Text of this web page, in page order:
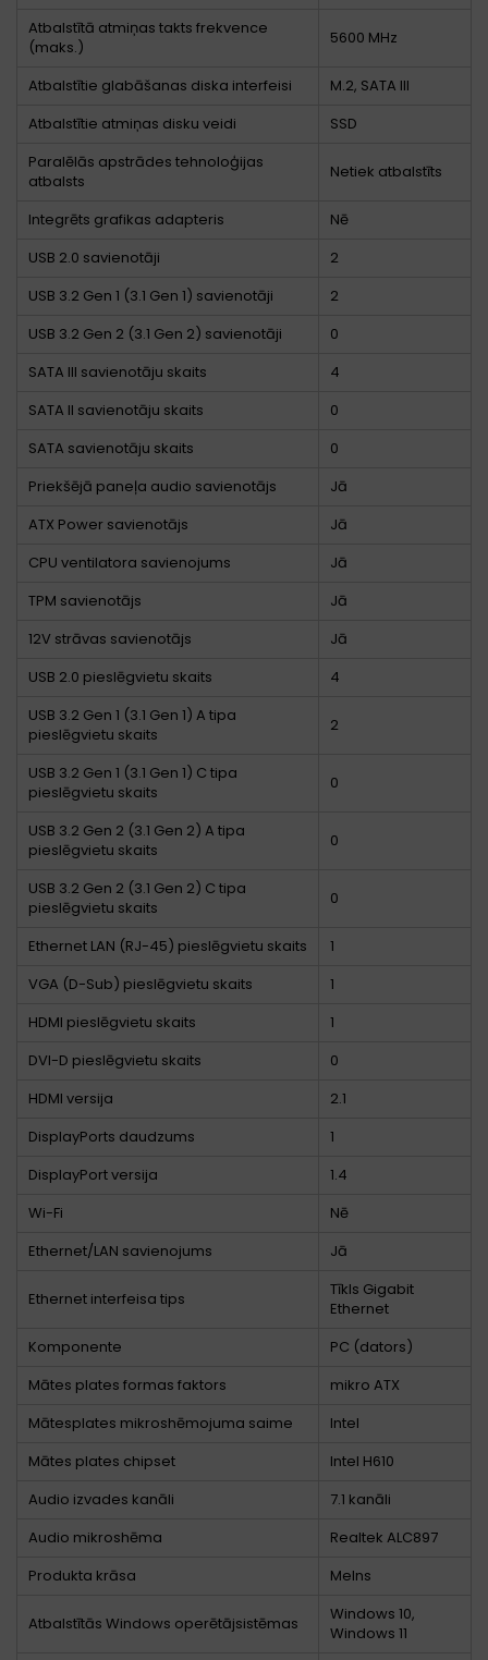
Atbalstītā atmiņas takts frekvence
(maks.)
5600 MHz
Atbalstītie glabāšanas diska interfeisi
M.2, SATA III
Atbalstītie atmiņas disku veidi
SSD
Paralēlās apstrādes tehnoloģijas
atbalsts
Netiek atbalstīts
Integrēts grafikas adapteris
Nē
USB 2.0 savienotāji
2
USB 3.2 Gen 1 (3.1 Gen 1) savienotāji
2
USB 3.2 Gen 2 (3.1 Gen 2) savienotāji
0
SATA III savienotāju skaits
4
SATA II savienotāju skaits
0
SATA savienotāju skaits
0
Priekšējā paneļa audio savienotājs
Jā
ATX Power savienotājs
Jā
CPU ventilatora savienojums
Jā
TPM savienotājs
Jā
12V strāvas savienotājs
Jā
USB 2.0 pieslēgvietu skaits
4
USB 3.2 Gen 1 (3.1 Gen 1) A tipa
pieslēgvietu skaits
2
USB 3.2 Gen 1 (3.1 Gen 1) C tipa
pieslēgvietu skaits
0
USB 3.2 Gen 2 (3.1 Gen 2) A tipa
pieslēgvietu skaits
0
USB 3.2 Gen 2 (3.1 Gen 2) C tipa
pieslēgvietu skaits
0
Ethernet LAN (RJ-45) pieslēgvietu skaits
1
VGA (D-Sub) pieslēgvietu skaits
1
HDMI pieslēgvietu skaits
1
DVI-D pieslēgvietu skaits
0
HDMI versija
2.1
DisplayPorts daudzums
1
DisplayPort versija
1.4
Wi-Fi
Nē
Ethernet/LAN savienojums
Jā
Ethernet interfeisa tips
Tīkls Gigabit
Ethernet
Komponente
PC (dators)
Mātes plates formas faktors
mikro ATX
Mātesplates mikroshēmojuma saime
Intel
Mātes plates chipset
Intel H610
Audio izvades kanāli
7.1 kanāli
Audio mikroshēma
Realtek ALC897
Produkta krāsa
Melns
Atbalstītās Windows operētājsistēmas
Windows 10,
Windows 11